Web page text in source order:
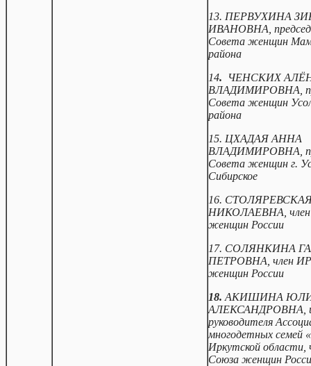
13. ПЕРВУХИНА
ИВАНОВНА,
Совета женщин
района
14.
ЧЕНСКИХ
ВЛАДИМИРОВНА,
Совета женщин
района
15. ЦХАДАЯ АННА
ВЛАДИМИРОВНА,
Совета женщин г.
Сибирское
16.
НИКОЛАЕВНА,
женщин России
17. СОЛЯНКИНА
ПЕТРОВНА, член
женщин России
18. АКИШИНА
АЛЕКСАНДРОВНА,
руководителя
многодетных семей
Иркутской
Союза женщин